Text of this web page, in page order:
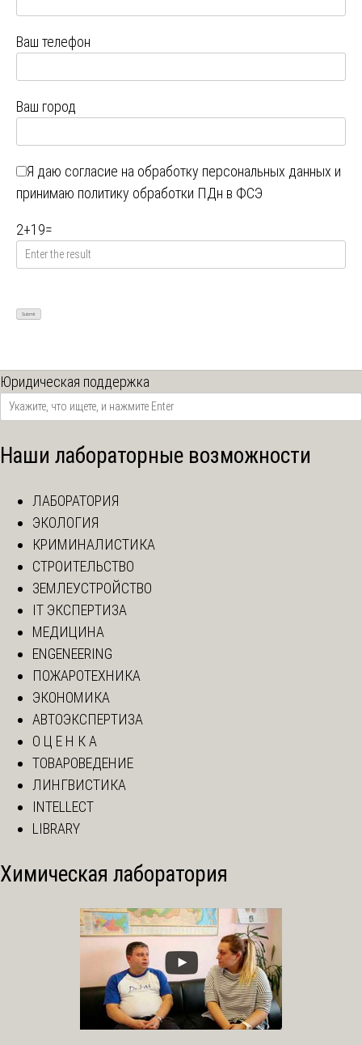
Ваш телефон
Ваш город
Я даю согласие на обработку персональных данных и
принимаю политику обработки ПДн в ФСЭ
2+19=
Юридическая поддержка
Наши лабораторные возможности
ЛАБОРАТОРИЯ
ЭКОЛОГИЯ
КРИМИНАЛИСТИКА
СТРОИТЕЛЬСТВО
ЗЕМЛЕУСТРОЙСТВО
IT ЭКСПЕРТИЗА
МЕДИЦИНА
ENGENEERING
ПОЖАРОТЕХНИКА
ЭКОНОМИКА
АВТОЭКСПЕРТИЗА
О Ц Е Н К А
ТОВАРОВЕДЕНИЕ
ЛИНГВИСТИКА
INTELLECT
LIBRARY
Химическая лаборатория